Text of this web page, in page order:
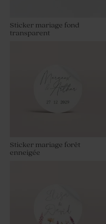
Sticker mariage fond
transparent
Sticker mariage forêt
enneigée